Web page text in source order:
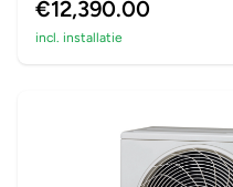
€12,390.00
incl. installatie